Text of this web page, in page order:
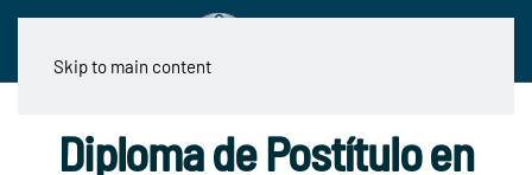
Skip to main content
Diploma de Postítulo en